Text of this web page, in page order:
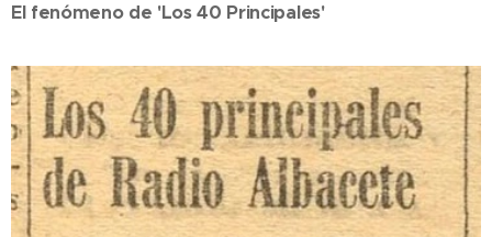
El fenómeno de 'Los 40 Principales'